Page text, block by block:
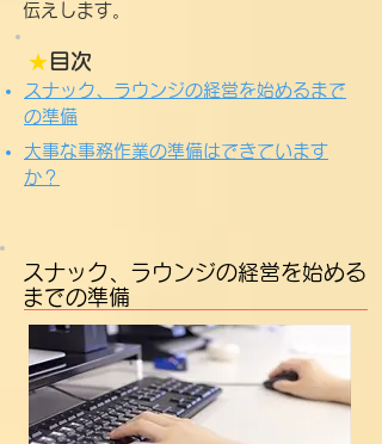
伝えします。
★ 目次
スナック、ラウンジの経営を始めるまで
の準備
大事な事務作業の準備はできています
か？
スナック、ラウンジの経営を始める
までの準備